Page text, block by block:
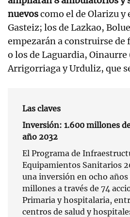
nuevoscomo el de Olarizu y
Gasteiz; los de Lazkao,
empezarán a construirse
o los de Laguardia,
Arrigorriaga y Urduliz, que
Las claves
Inversión: 1.600 millones
año 2032
El Programa de
Equipamientos Sanitarios
una inversión en ocho años
millones a través de 74
Primaria y hospitalaria,
centros de salud y